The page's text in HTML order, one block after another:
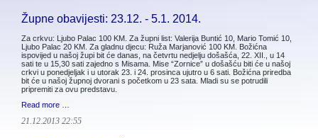
Župne obavijesti: 23.12. - 5.1. 2014.
Za crkvu: Ljubo Palac 100 KM. Za župni list: Valerija Buntić 10, Mario Tomić 10,
Ljubo Palac 20 KM. Za gladnu djecu: Ruža Marjanović 100 KM. Božićna
ispovijed u našoj župi bit će danas, na četvrtu nedjelju došašća, 22. XII., u 14
sati te u 15,30 sati zajedno s Misama. Mise “Zornice” u došašću biti će u našoj
crkvi u ponedjeljak i u utorak 23. i 24. prosinca ujutro u 6 sati. Božićna priredba
bit će u našoj župnoj dvorani s početkom u 23 sata. Mladi su se potrudili
pripremiti za ovu predstavu.
Read more …
21.12.2013 22:55